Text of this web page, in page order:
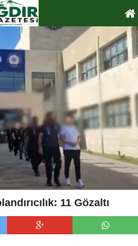
11 Gözaltı